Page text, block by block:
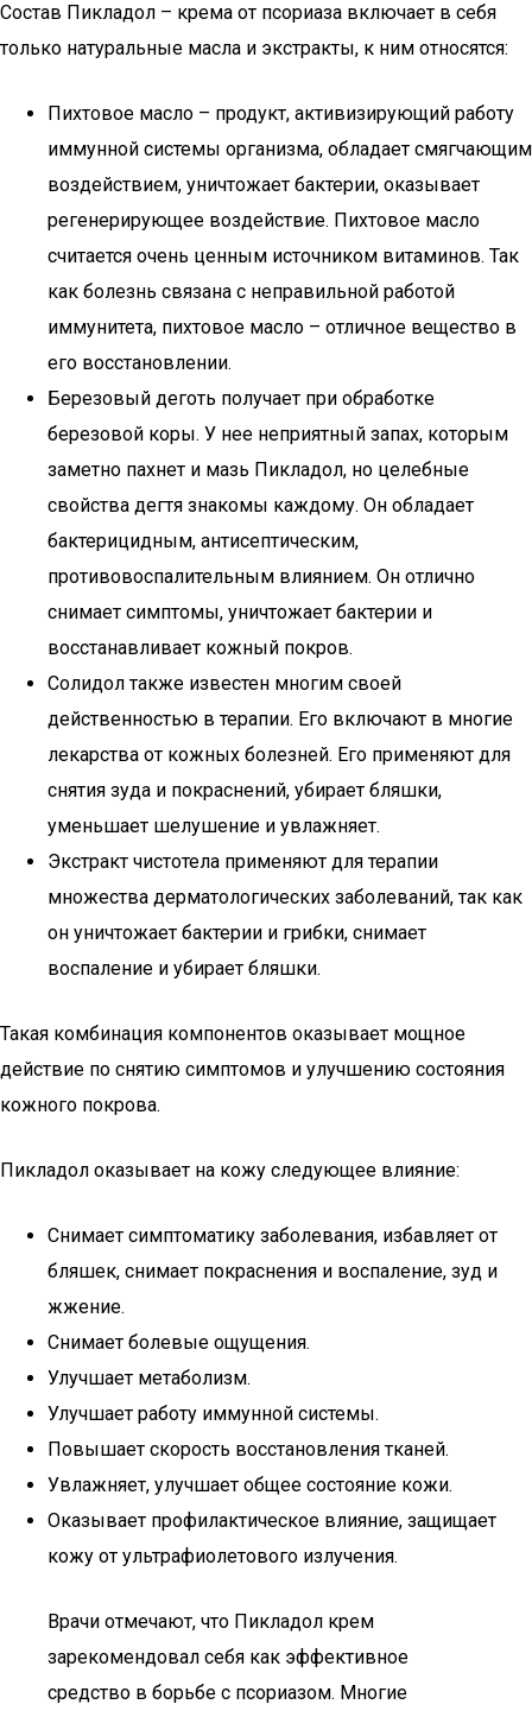
Состав Пикладол – крема от псориаза включает в себя
только натуральные масла и экстракты, к ним относятся:
Пихтовое масло – продукт, активизирующий работу
иммунной системы организма, обладает смягчающим
воздействием, уничтожает бактерии, оказывает
регенерирующее воздействие. Пихтовое масло
считается очень ценным источником витаминов. Так
как болезнь связана с неправильной работой
иммунитета, пихтовое масло – отличное вещество в
его восстановлении.
Березовый деготь получает при обработке
березовой коры. У нее неприятный запах, которым
заметно пахнет и мазь Пикладол, но целебные
свойства дегтя знакомы каждому. Он обладает
бактерицидным, антисептическим,
противовоспалительным влиянием. Он отлично
снимает симптомы, уничтожает бактерии и
восстанавливает кожный покров.
Солидол также известен многим своей
действенностью в терапии. Его включают в многие
лекарства от кожных болезней. Его применяют для
снятия зуда и покраснений, убирает бляшки,
уменьшает шелушение и увлажняет.
Экстракт чистотела применяют для терапии
множества дерматологических заболеваний, так как
он уничтожает бактерии и грибки, снимает
воспаление и убирает бляшки.
Такая комбинация компонентов оказывает мощное
действие по снятию симптомов и улучшению состояния
кожного покрова.
Пикладол оказывает на кожу следующее влияние:
Снимает симптоматику заболевания, избавляет от
бляшек, снимает покраснения и воспаление, зуд и
жжение.
Снимает болевые ощущения.
Улучшает метаболизм.
Улучшает работу иммунной системы.
Повышает скорость восстановления тканей.
Увлажняет, улучшает общее состояние кожи.
Оказывает профилактическое влияние, защищает
кожу от ультрафиолетового излучения.
Врачи отмечают, что Пикладол крем
зарекомендовал себя как эффективное
средство в борьбе с псориазом. Многие